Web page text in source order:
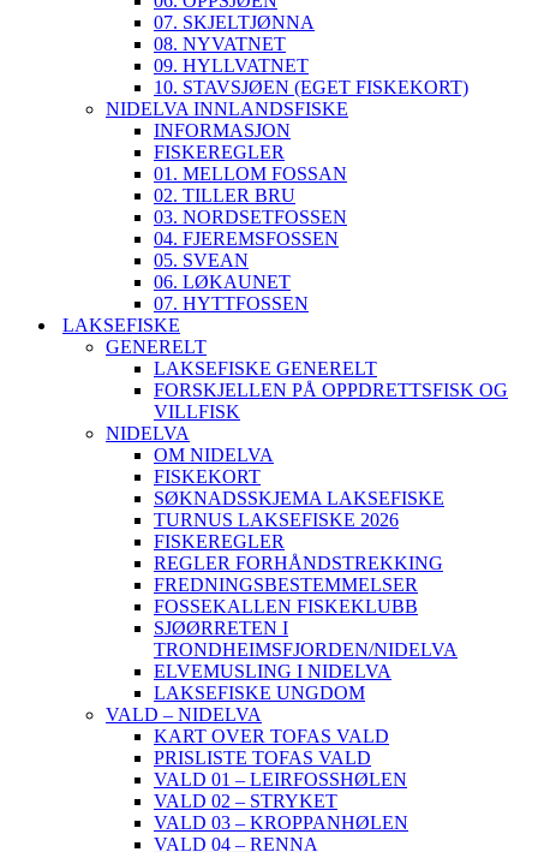
07. SKJELTJØNNA
08. NYVATNET
09. HYLLVATNET
10. STAVSJØEN (EGET FISKEKORT)
NIDELVA INNLANDSFISKE
INFORMASJON
FISKEREGLER
01. MELLOM FOSSAN
02. TILLER BRU
03. NORDSETFOSSEN
04. FJEREMSFOSSEN
05. SVEAN
06. LØKAUNET
07. HYTTFOSSEN
LAKSEFISKE
GENERELT
LAKSEFISKE GENERELT
FORSKJELLEN PÅ OPPDRETTSFISK OG
VILLFISK
NIDELVA
OM NIDELVA
FISKEKORT
SØKNADSSKJEMA LAKSEFISKE
TURNUS LAKSEFISKE 2026
FISKEREGLER
REGLER FORHÅNDSTREKKING
FREDNINGSBESTEMMELSER
FOSSEKALLEN FISKEKLUBB
SJØØRRETEN I
TRONDHEIMSFJORDEN/NIDELVA
ELVEMUSLING I NIDELVA
LAKSEFISKE UNGDOM
VALD – NIDELVA
KART OVER TOFAS VALD
PRISLISTE TOFAS VALD
VALD 01 – LEIRFOSSHØLEN
VALD 02 – STRYKET
VALD 03 – KROPPANHØLEN
VALD 04 – RENNA